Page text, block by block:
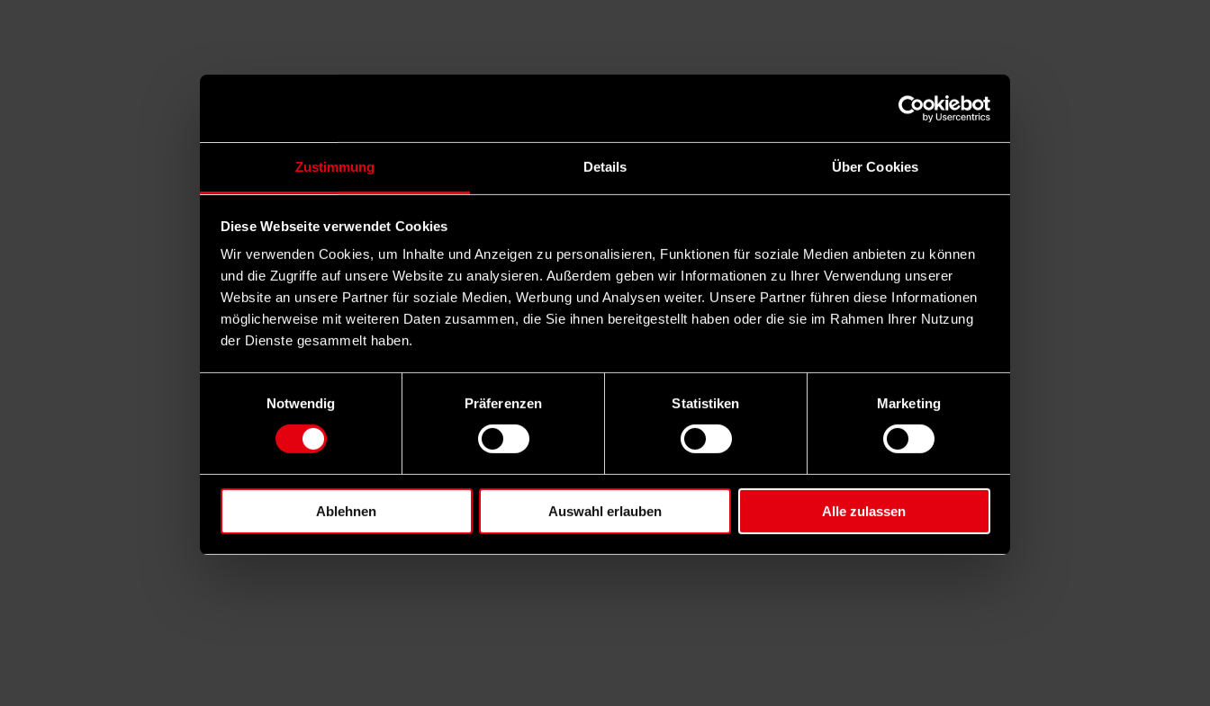
Zustimmung Details Über Cookies
Diese Webseite verwendet Cookies
Wir verwenden Cookies, um Inhalte und Anzeigen zu personalisieren, Funktionen für soziale Medien anbieten zu können
und die Zugriffe auf unsere Website zu analysieren. Außerdem geben wir Informationen zu Ihrer Verwendung unserer
Website an unsere Partner für soziale Medien, Werbung und Analysen weiter. Unsere Partner führen diese Informationen
möglicherweise mit weiteren Daten zusammen, die Sie ihnen bereitgestellt haben oder die sie im Rahmen Ihrer Nutzung
der Dienste gesammelt haben.
Notwendig
Präferenzen Statistiken Marketing
Ablehnen Auswahl erlauben Alle zulassen